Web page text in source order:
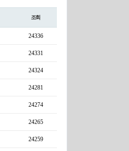
조회
24336
24331
24324
24281
24274
24265
24259